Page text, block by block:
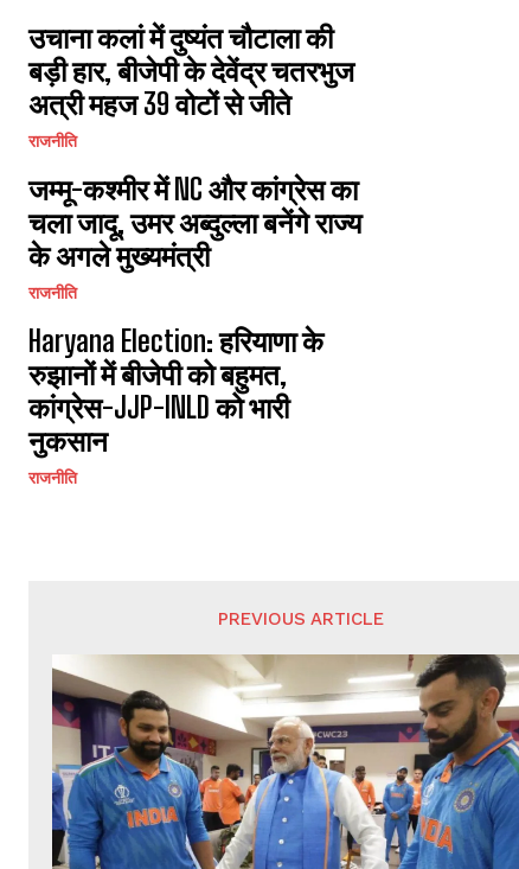
उचाना कलां में दुष्यंत चौटाला की
बड़ी हार, बीजेपी के देवेंद्र चतरभुज
अत्री महज 39 वोटों से जीते
राजनीति
जम्मू-कश्मीर में NC और कांग्रेस का
चला जादू, उमर अब्दुल्ला बनेंगे राज्य
के अगले मुख्यमंत्री
राजनीति
Haryana Election: हरियाणा के
रुझानों में बीजेपी को बहुमत,
कांग्रेस-JJP-INLD को भारी
नुकसान
राजनीति
PREVIOUS ARTICLE